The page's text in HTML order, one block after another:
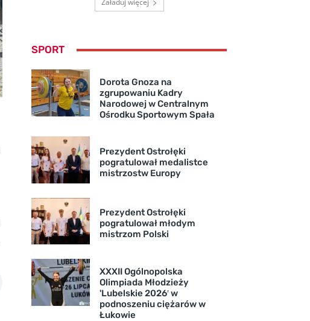
Załaduj więcej
SPORT
Dorota Gnoza na
zgrupowaniu Kadry
Narodowej w Centralnym
Ośrodku Sportowym Spała
Prezydent Ostrołęki
pogratulował medalistce
mistrzostw Europy
Prezydent Ostrołęki
pogratulował młodym
mistrzom Polski
XXXII Ogólnopolska
Olimpiada Młodzieży
'Lubelskie 2026′ w
podnoszeniu ciężarów w
Łukowie